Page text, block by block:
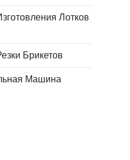
Лотков
Брикетов
Машина